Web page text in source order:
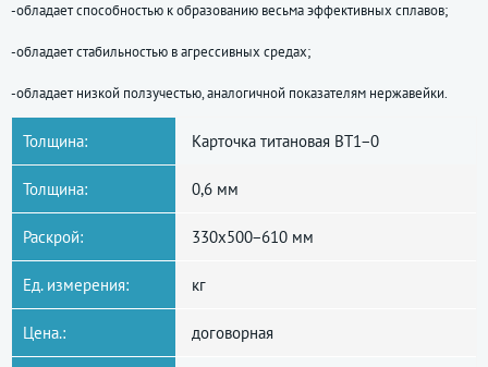
-обладает способностью к образованию весьма эффективных сплавов;
-обладает стабильностью в агрессивных средах;
-обладает низкой ползучестью, аналогичной показателям нержавейки.
Толщина: Карточка титановая ВТ1−0
Толщина: 0,6 мм
Раскрой: 330x500−610 мм
Ед. измерения: кг
Цена.: договорная